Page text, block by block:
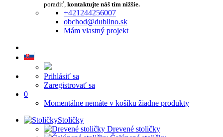
poradiť, kontaktujte náš tím nižšie.
+421244256007
obchod@dublino.sk
Mám vlastný projekt
Prihlásiť sa
Zaregistrovať sa
0
Momentálne nemáte v košíku žiadne produkty
Stoličky
Drevené stoličky